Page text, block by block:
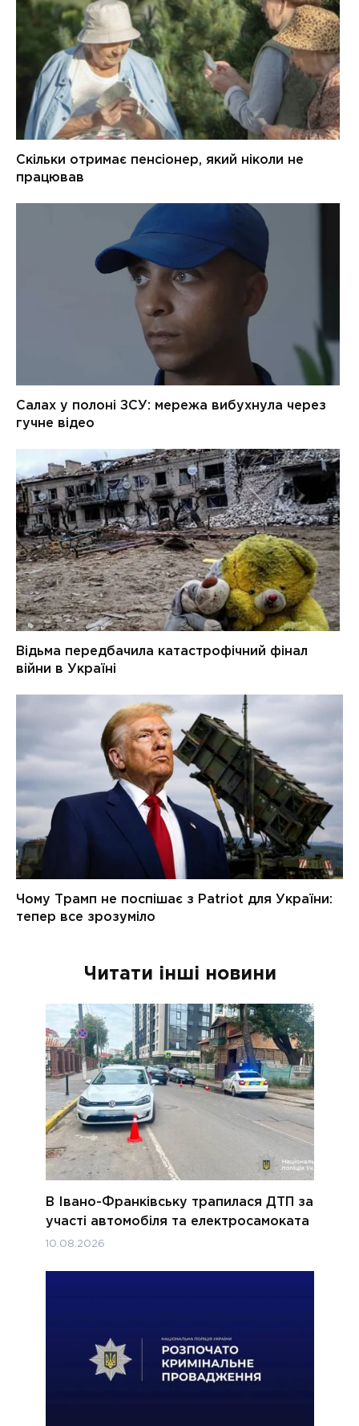
Читати інші новини
В Івано-Франківську трапилася ДТП за
участі автомобіля та електросамоката
10.08.2026